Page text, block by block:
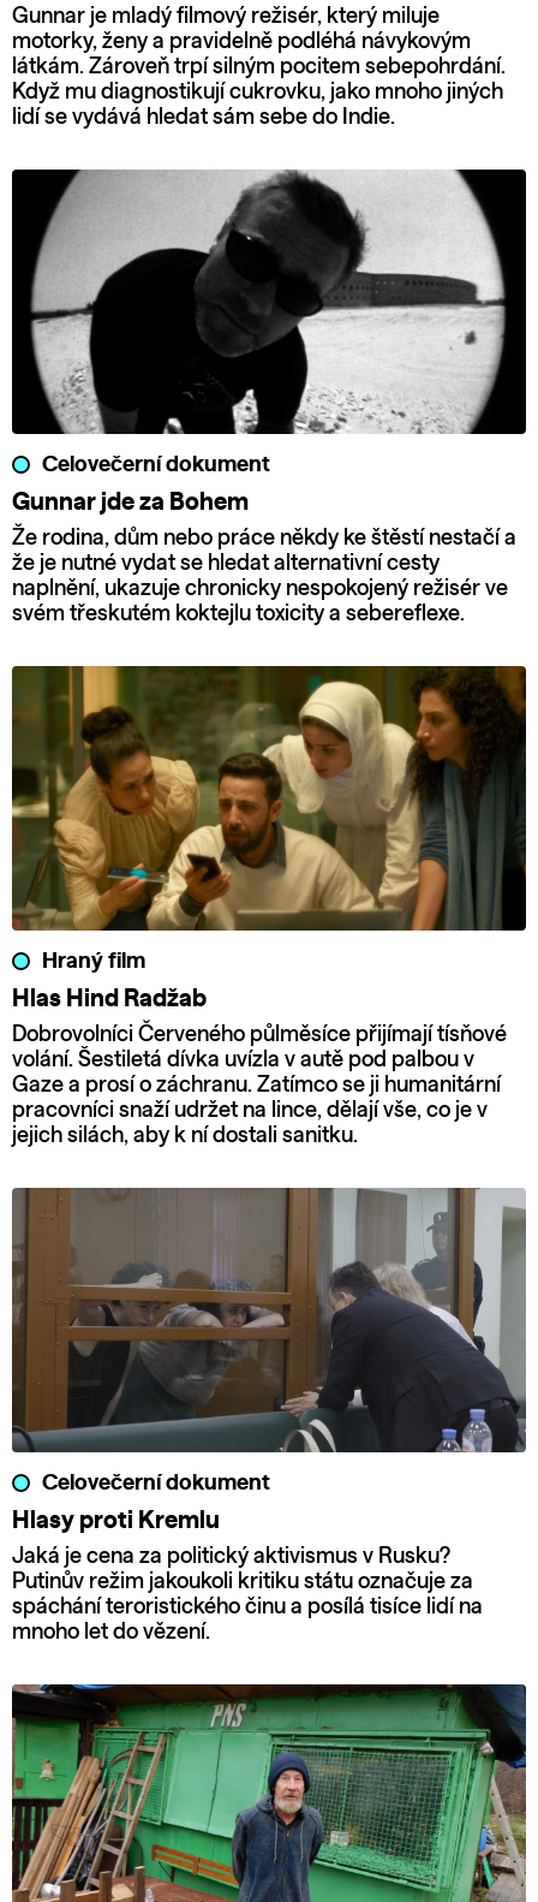
Gunnar je mladý filmový režisér, který miluje
motorky, ženy a pravidelně podléhá návykovým
látkám. Zároveň trpí silným pocitem sebepohrdání.
Když mu diagnostikují cukrovku, jako mnoho jiných
lidí se vydává hledat sám sebe do Indie.
Celovečerní dokument
Gunnar jde za Bohem
Že rodina, dům nebo práce někdy ke štěstí nestačí a
že je nutné vydat se hledat alternativní cesty
naplnění, ukazuje chronicky nespokojený režisér ve
svém třeskutém koktejlu toxicity a sebereflexe.
Hraný film
Hlas Hind Radžab
Dobrovolníci Červeného půlměsíce přijímají tísňové
volání. Šestiletá dívka uvízla v autě pod palbou v
Gaze a prosí o záchranu. Zatímco se ji humanitární
pracovníci snaží udržet na lince, dělají vše, co je v
jejich silách, aby k ní dostali sanitku.
Celovečerní dokument
Hlasy proti Kremlu
Jaká je cena za politický aktivismus v Rusku?
Putinův režim jakoukoli kritiku státu označuje za
spáchání teroristického činu a posílá tisíce lidí na
mnoho let do vězení.